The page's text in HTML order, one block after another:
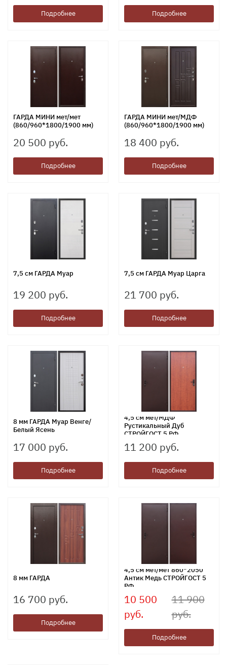
Подробнее Подробнее
ГАРДА МИНИ мет/мет
(860/960*1800/1900 мм)
20 500 руб.
Подробнее
ГАРДА МИНИ мет/МДФ
(860/960*1800/1900 мм)
18 400 руб.
Подробнее
7,5 см ГАРДА Муар
19 200 руб.
Подробнее
7,5 см ГАРДА Муар Царга
21 700 руб.
Подробнее
8 мм ГАРДА Муар Венге/
Белый Ясень
17 000 руб.
Подробнее
4,5 см мет/МДФ
Рустикальный Дуб
СТРОЙГОСТ 5 РФ
11 200 руб.
Подробнее
8 мм ГАРДА
16 700 руб.
Подробнее
4,5 см мет/мет 860*2050
Антик Медь СТРОЙГОСТ 5
РФ
10 500
руб.
11 900
руб.
Подробнее